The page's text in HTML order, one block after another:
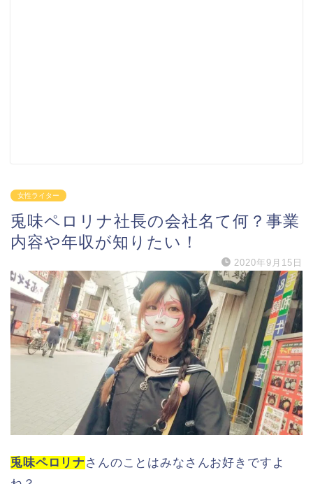
女性ライター
兎味ペロリナ社長の会社名て何？事業
内容や年収が知りたい！
2020年9月15日
兎味ペロリナさんのことはみなさんお好きですよ